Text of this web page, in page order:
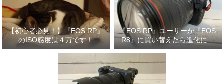
【初心者必見！】『EOS RP』
のISO感度は４万です！
『EOS RP』ユーザーが『EOS
R8』に買い替えたら進化に驚
いた‼